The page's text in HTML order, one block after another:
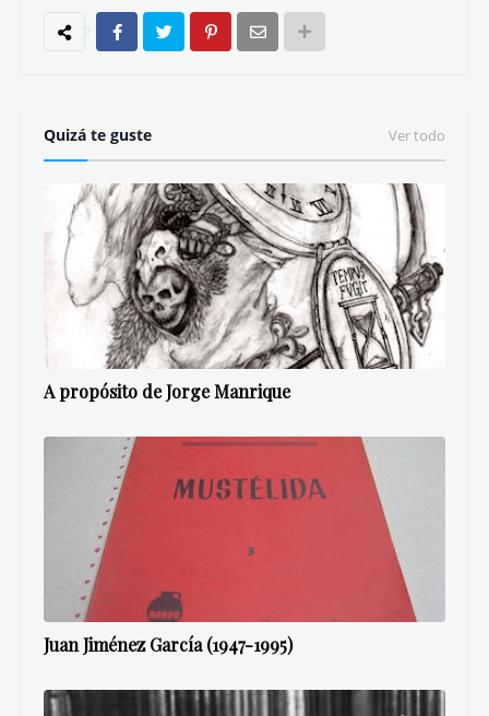
Quizá te guste Ver todo
A propósito de Jorge Manrique
Juan Jiménez García (1947-1995)